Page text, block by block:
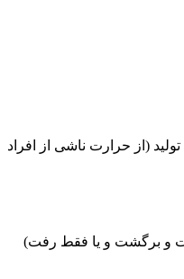
(از حرارت ناشی از افراد